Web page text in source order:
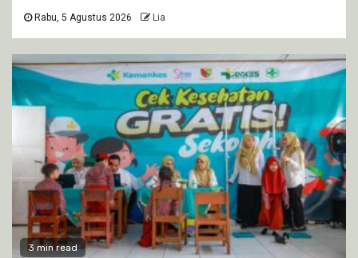
Rabu, 5 Agustus 2026 Lia
3 min read